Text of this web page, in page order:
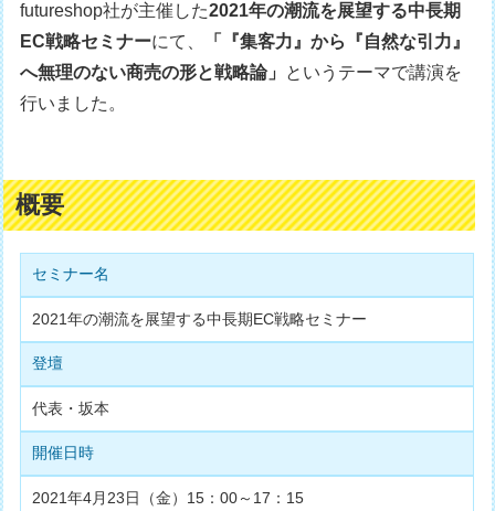
futureshop社が主催した2021年の潮流を展望する中長期
EC戦略セミナーにて、
「『集客力』から『自然な引力』
へ無理のない商売の形と戦略論」 というテーマで講演を
行いました。
概要
セミナー名
2021年の潮流を展望する中長期EC戦略セミナー
登壇
代表・坂本
開催日時
2021年4月23日（金）15：00～17：15